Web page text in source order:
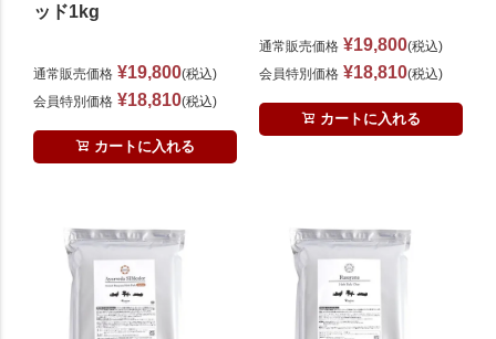
ッド1kg
通常販売価格 ¥19,800 税込
会員特別価格 ¥18,810 税込
カートに入れる
通常販売価格 ¥19,800 税込
会員特別価格 ¥18,810 税込
カートに入れる